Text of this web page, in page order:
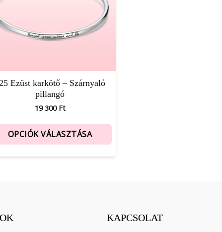
Ezüst karkötő – Szárnyaló
pillangó
19 300 Ft
OPCIÓK VÁLASZTÁSA
KAPCSOLAT